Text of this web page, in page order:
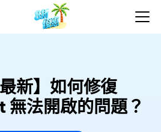
新】如何修復
法開啟的問題？